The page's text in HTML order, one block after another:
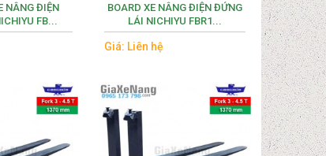
NÂNG ĐIỆN
FB...
BOARD XE NÂNG ĐIỆN ĐỨNG
LÁI NICHIYU FBR1...
Giá: Liên hệ